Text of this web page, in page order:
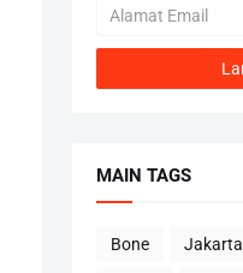
MAIN TAGS
Bone Jakarta